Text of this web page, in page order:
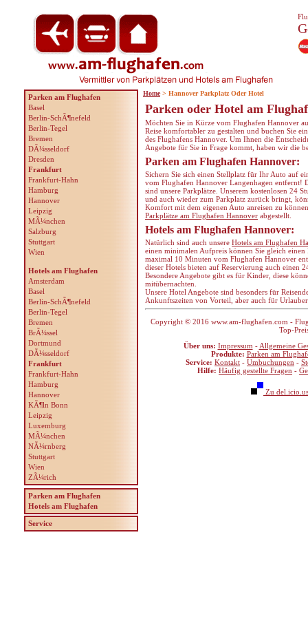
Parken oder Hotel am
Möchten Sie in Kürze vom Flughafen Hannover
Reise komfortabler zu gestalten und buchen Sie
des Flughafens Hannover. Um Ihnen die
Angebote für Sie in Frage kommt, haben wir die
Parken am Flughafen Hannover:
Sichern Sie sich einen Stellplatz für Ihr Auto auf
vom Flughafen Hannover Langenhagen entfernt!
sind unsere Parkplätze. Unserem kostenlosen 24
und auch wieder zum Parkplatz zurück bringt,
Komfort mit dem eigenen Auto anreisen zu
Parkplätze am Flughafen Hannover abgestellt.
Hotels am Flughafen Hannover:
Natürlich sind auch unsere Hotels am Flughafen
einen minimalen Aufpreis können Sie gleich einen
maximal 10 Minuten vom Flughafen Hannover
dieser Hotels bieten auf Reservierung auch einen
Besondere Angebote gibt es für Kinder, diese
mitübernachten.
Unsere Hotel Angebote sind besonders für
Ankunftszeiten von Vorteil, aber auch für
Copyright © 2016 www.am-flughafen.com -
Top-
Über uns: Impressum - Allgemeine
Produkte: Parken am
Service: Kontakt - Umbuchungen -
Hilfe: Häufig gestellte Fragen -
Zu
Parken am Flughafen
Basel
Berlin-SchÃ¶nefeld
Berlin-Tegel
Bremen
DÃ¼sseldorf
Dresden
Frankfurt
Frankfurt-Hahn
Hamburg
Hannover
Leipzig
MÃ¼nchen
Salzburg
Stuttgart
Wien
Hotels am Flughafen
Amsterdam
Basel
Berlin-SchÃ¶nefeld
Berlin-Tegel
Bremen
BrÃ¼ssel
Dortmund
DÃ¼sseldorf
Frankfurt
Frankfurt-Hahn
Hamburg
Hannover
KÃ¶ln Bonn
Leipzig
Luxemburg
MÃ¼nchen
NÃ¼rnberg
Stuttgart
Wien
ZÃ¼rich
Parken am Flughafen
Hotels am Flughafen
Service
Home > Hannover Parkplatz Oder Hotel